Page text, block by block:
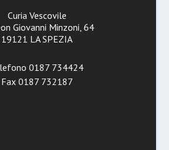
Curia Vescovile
Giovanni Minzoni, 64
19121 LA SPEZIA
0187 734424
Fax 0187 732187